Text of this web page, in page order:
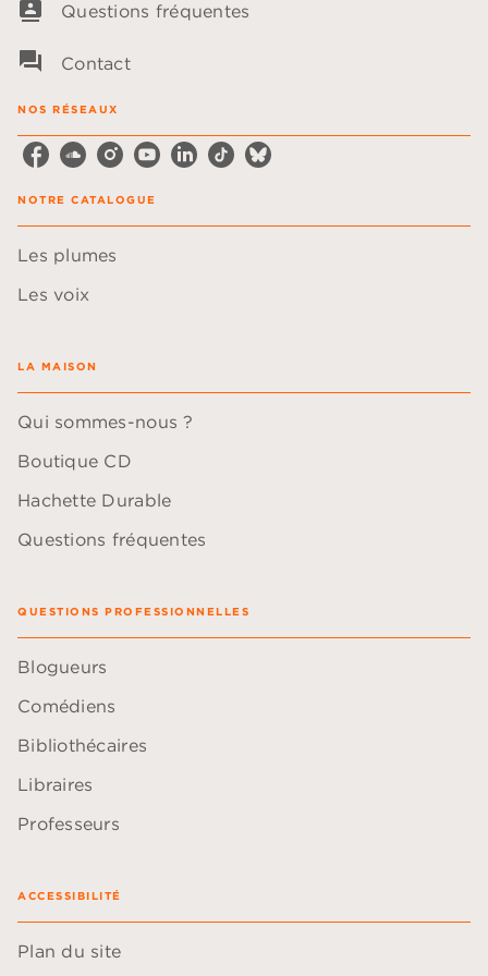
contacts Questions fréquentes
question_answer Contact
NOS RÉSEAUX
NOTRE CATALOGUE
Les plumes
Les voix
LA MAISON
Qui sommes-nous ?
Boutique CD
Hachette Durable
Questions fréquentes
QUESTIONS PROFESSIONNELLES
Blogueurs
Comédiens
Bibliothécaires
Libraires
Professeurs
ACCESSIBILITÉ
Plan du site